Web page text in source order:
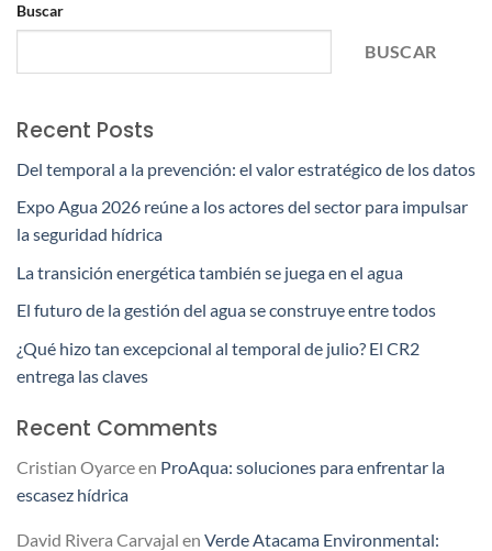
Buscar
BUSCAR
Recent Posts
Del temporal a la prevención: el valor estratégico de los datos
Expo Agua 2026 reúne a los actores del sector para impulsar
la seguridad hídrica
La transición energética también se juega en el agua
El futuro de la gestión del agua se construye entre todos
¿Qué hizo tan excepcional al temporal de julio? El CR2
entrega las claves
Recent Comments
Cristian Oyarceen ProAqua: soluciones para enfrentar la
escasez hídrica
David Rivera Carvajal en Verde Atacama Environmental: